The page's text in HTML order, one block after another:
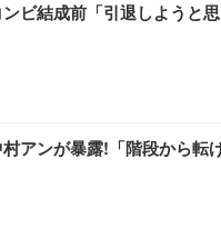
疲れない テレワーク チェア
ア 肘なし メッシュ 通気性 ラ
ビ結成前「引退しようと
アンが暴露!「階段から転